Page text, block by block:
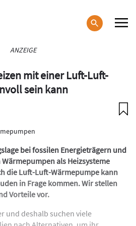
ANZEIGE
mit einer Luft-Luft-
sein kann
bei fossilen Energieträgern und
als Heizsysteme
die Luft-Luft-Wärmepumpe kann
in Frage kommen. Wir stellen
Vorteile vor.
und deshalb suchen viele